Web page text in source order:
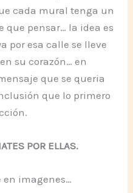
cada mural tenga un
que pensar… la idea es
por esa calle se lleve
su corazón… en
que se queria
que lo primero
POR ELLAS.
en imagenes…